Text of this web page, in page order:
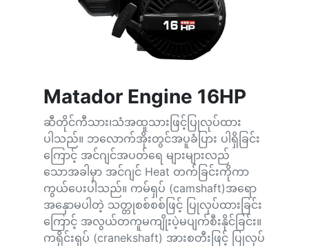
Matador Engine 16HP
ဆီတိုင်ကီသား၊သံအထူသားဖြင့်ပြုလုပ်ထား
ပါသည်။ ဘလောက်အိုးတွင်အပူခံပြား ပါရှိခြင်း
ကြောင့် အင်ဂျင်အပတ်ရေ များများလည်
သောအခါမှာ အင်ဂျင် Heat တက်ခြင်းကိုကာ
ကွယ်ပေးပါသည်။ ကမ်ရှပ် (camshaft)အ‌ရော
အ‌နှောမပါတဲ့ သတ္တုစစ်စစ်ဖြင့် ပြုလုပ်ထားခြင်း
ကြောင့် အလွယ်တကူမကျိုးပဲ့မပျက်စီးနိုင်ခြင်း။
ကရိုင်းရှပ် (cranekshaft) အားစတီးဖြင့် ပြုလုပ်